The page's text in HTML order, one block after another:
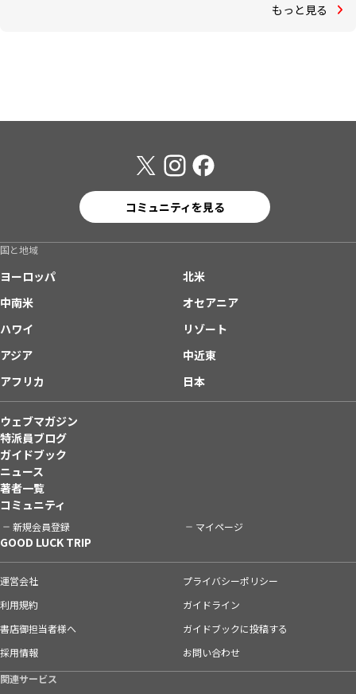
もっと見る
コミュニティを見る
国と地域
ヨーロッパ
北米
中南米
オセアニア
ハワイ
リゾート
アジア
中近東
アフリカ
日本
ウェブマガジン
特派員ブログ
ガイドブック
ニュース
著者一覧
コミュニティ
新規会員登録 マイページ
GOOD LUCK TRIP
運営会社
プライバシーポリシー
利用規約
ガイドライン
書店御担当者様へ
ガイドブックに投稿する
採用情報
お問い合わせ
関連サービス